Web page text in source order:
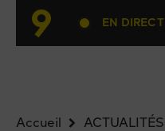
EN DIRECT
Accueil ACTUALITÉS